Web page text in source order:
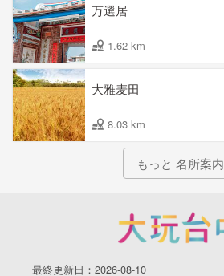
万選居
1.62 km
大雅麦田
8.03 km
もっと 名所案内
最終更新日：2026-08-10